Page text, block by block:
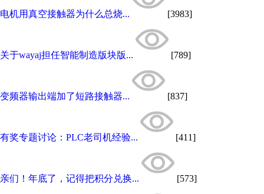
电机用真空接触器为什么总烧... [3983]
关于wayaj担任智能制造版块版... [789]
变频器输出端加了短路接触器... [837]
有奖专题讨论：PLC老司机经验... [411]
亲们！年底了，记得把积分兑换... [573]